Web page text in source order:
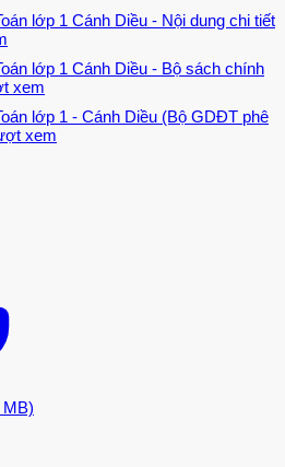
lớp 1 Cánh Diều - Nội dung chi tiết
lớp 1 Cánh Diều - Bộ sách chính
xem
lớp 1 - Cánh Diều (Bộ GDĐT phê
xem
MB)